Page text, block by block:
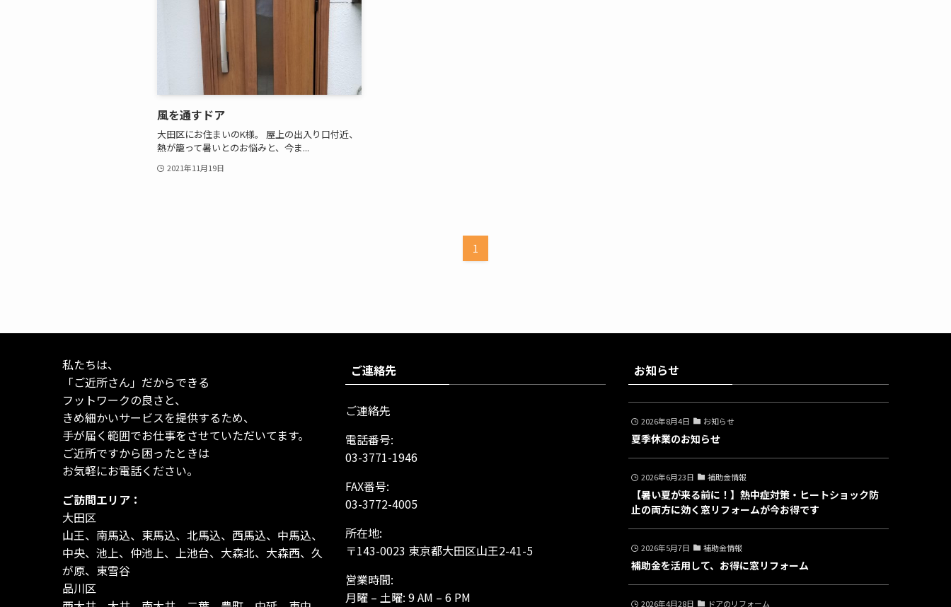
風を通すドア
大田区にお住まいのK様。 屋上の出入り口付近、
熱が籠って暑いとのお悩みと、今ま...
2021年11月19日
1
私たちは、
「ご近所さん」だからできる
フットワークの良さと、
きめ細かいサービスを提供するため、
手が届く範囲でお仕事をさせていただいてます。
ご近所ですから困ったときは
お気軽にお電話ください。
ご訪問エリア：
大田区
山王、南馬込、東馬込、北馬込、西馬込、中馬込、
中央、池上、仲池上、上池台、大森北、大森西、久
が原、東雪谷
品川区
ご連絡先
ご連絡先
電話番号:
03-3771-1946
FAX番号:
03-3772-4005
所在地:
〒143-0023 東京都大田区山王2-41-5
営業時間:
月曜 – 土曜: 9 AM – 6 PM
お知らせ
2026年8月4日 お知らせ
夏季休業のお知らせ
2026年6月23日 補助金情報
【暑い夏が来る前に！】熱中症対策・ヒートショック防
止の両方に効く窓リフォームが今お得です
2026年5月7日 補助金情報
補助金を活用して、お得に窓リフォーム
2026年4月28日 ドアのリフォーム